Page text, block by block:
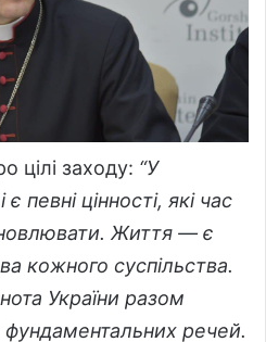
цілі заходу: “У
цінності, які час
Життя — є
кожного суспільства.
України разом
фундаментальних речей.